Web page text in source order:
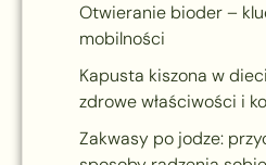
Otwieranie bioder –
mobilności
Kapusta kiszona w
zdrowe właściwości i
Zakwasy po jodze: